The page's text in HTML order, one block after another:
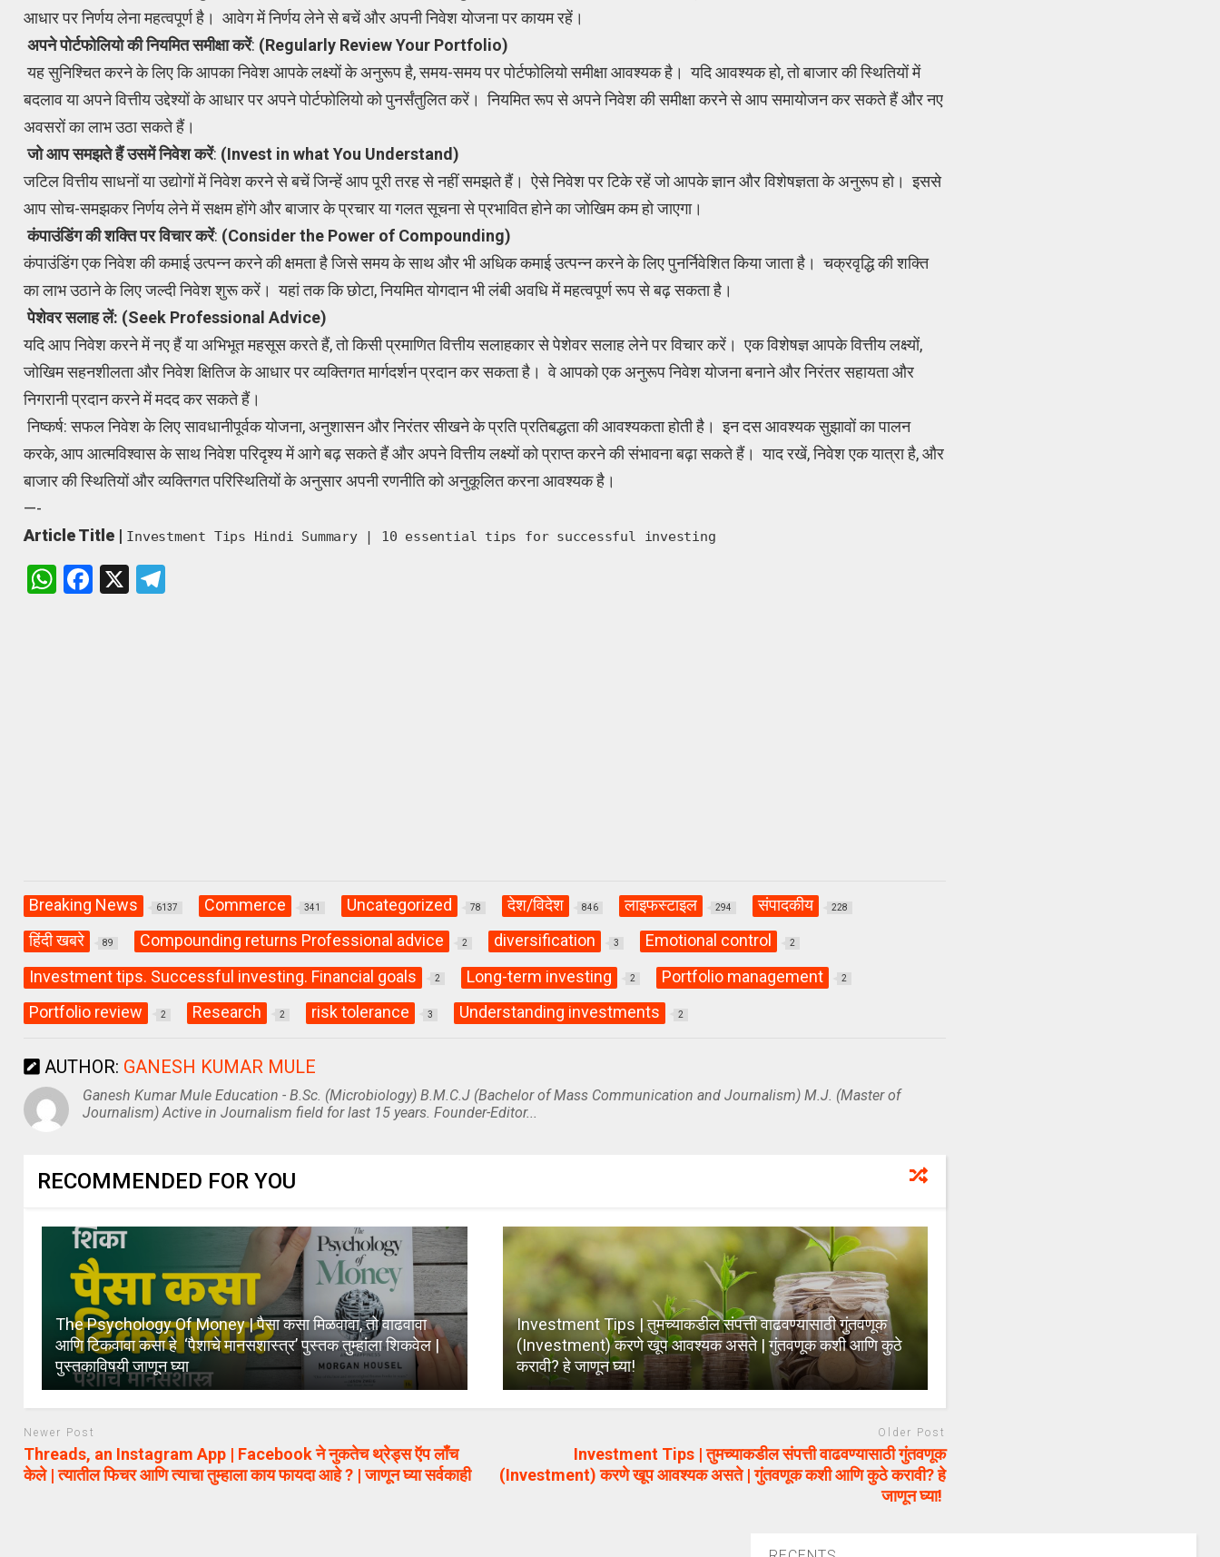
आधार पर निर्णय लेना महत्वपूर्ण है। आवेग में निर्णय लेने से बचें और अपनी निवेश योजना पर कायम रहें।
अपने पोर्टफोलियो की नियमित समीक्षा करें: (Regularly Review Your Portfolio)
यह सुनिश्चित करने के लिए कि आपका निवेश आपके लक्ष्यों के अनुरूप है, समय-समय पर पोर्टफोलियो समीक्षा आवश्यक है। यदि आवश्यक हो, तो बाजार की स्थितियों में
बदलाव या अपने वित्तीय उद्देश्यों के आधार पर अपने पोर्टफोलियो को पुनर्संतुलित करें। नियमित रूप से अपने निवेश की समीक्षा करने से आप समायोजन कर सकते हैं और नए
अवसरों का लाभ उठा सकते हैं।
जो आप समझते हैं उसमें निवेश करें: (Invest in what You Understand)
जटिल वित्तीय साधनों या उद्योगों में निवेश करने से बचें जिन्हें आप पूरी तरह से नहीं समझते हैं। ऐसे निवेश पर टिके रहें जो आपके ज्ञान और विशेषज्ञता के अनुरूप हो। इससे
आप सोच-समझकर निर्णय लेने में सक्षम होंगे और बाजार के प्रचार या गलत सूचना से प्रभावित होने का जोखिम कम हो जाएगा।
कंपाउंडिंग की शक्ति पर विचार करें: (Consider the Power of Compounding)
कंपाउंडिंग एक निवेश की कमाई उत्पन्न करने की क्षमता है जिसे समय के साथ और भी अधिक कमाई उत्पन्न करने के लिए पुनर्निवेशित किया जाता है। चक्रवृद्धि की शक्ति
का लाभ उठाने के लिए जल्दी निवेश शुरू करें। यहां तक ​​कि छोटा, नियमित योगदान भी लंबी अवधि में महत्वपूर्ण रूप से बढ़ सकता है।
पेशेवर सलाह लें: (Seek Professional Advice)
यदि आप निवेश करने में नए हैं या अभिभूत महसूस करते हैं, तो किसी प्रमाणित वित्तीय सलाहकार से पेशेवर सलाह लेने पर विचार करें। एक विशेषज्ञ आपके वित्तीय लक्ष्यों,
जोखिम सहनशीलता और निवेश क्षितिज के आधार पर व्यक्तिगत मार्गदर्शन प्रदान कर सकता है। वे आपको एक अनुरूप निवेश योजना बनाने और निरंतर सहायता और
निगरानी प्रदान करने में मदद कर सकते हैं।
निष्कर्ष: सफल निवेश के लिए सावधानीपूर्वक योजना, अनुशासन और निरंतर सीखने के प्रति प्रतिबद्धता की आवश्यकता होती है। इन दस आवश्यक सुझावों का पालन
करके, आप आत्मविश्वास के साथ निवेश परिदृश्य में आगे बढ़ सकते हैं और अपने वित्तीय लक्ष्यों को प्राप्त करने की संभावना बढ़ा सकते हैं। याद रखें, निवेश एक यात्रा है, और
बाजार की स्थितियों और व्यक्तिगत परिस्थितियों के अनुसार अपनी रणनीति को अनुकूलित करना आवश्यक है।
—-
Article Title | Investment Tips Hindi Summary | 10 essential tips for successful investing
W F
X
Breaking News 6137 Commerce 341 Uncategorized 78 देश/विदेश 846 लाइफस्टाइल 294 संपादकीय 228
हिंदी खबरे 89 Compounding returns Professional advice 2 diversification 3 Emotional control 2
Investment tips. Successful investing. Financial goals 2 Long-term investing 2 Portfolio management 2
Portfolio review 2 Research 2 risk tolerance 3 Understanding investments 2
AUTHOR: GANESH KUMAR MULE
Ganesh Kumar Mule Education - B.Sc. (Microbiology) B.M.C.J (Bachelor of Mass Communication and Journalism) M.J. (Master of
Journalism) Active in Journalism field for last 15 years. Founder-Editor...
RECOMMENDED FOR YOU
The Psychology Of Money | पैसा कसा मिळवावा, तो वाढवावा
आणि टिकवावा कसा हे ‘पैशाचे मानसशास्त्र’ पुस्तक तुम्हांला शिकवेल |
पुस्तकाविषयी जाणून घ्या
Investment Tips | तुमच्याकडील संपत्ती वाढवण्यासाठी गुंतवणूक
(Investment) करणे खूप आवश्यक असते | गुंतवणूक कशी आणि कुठे
करावी? हे जाणून घ्या!
Newer Post
Threads, an Instagram App | Facebook ने नुकतेच थ्रेड्स ऍप लाँच
केले | त्यातील फिचर आणि त्याचा तुम्हाला काय फायदा आहे ? | जाणून घ्या सर्वकाही
Older Post
Investment Tips | तुमच्याकडील संपत्ती वाढवण्यासाठी गुंतवणूक
(Investment) करणे खूप आवश्यक असते | गुंतवणूक कशी आणि कुठे करावी? हे
जाणून घ्या!